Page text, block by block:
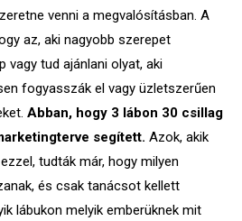
venni a megvalósításban. A
az, aki nagyobb szerepet
vagy tud ajánlani olyat, aki
fogyasszák el vagy üzletszerűen
Abban, hogy 3 lábon 30 csillag
segített. Azok, akik
tudták már, hogy milyen
és csak tanácsot kellett
lábukon melyik emberüknek mit